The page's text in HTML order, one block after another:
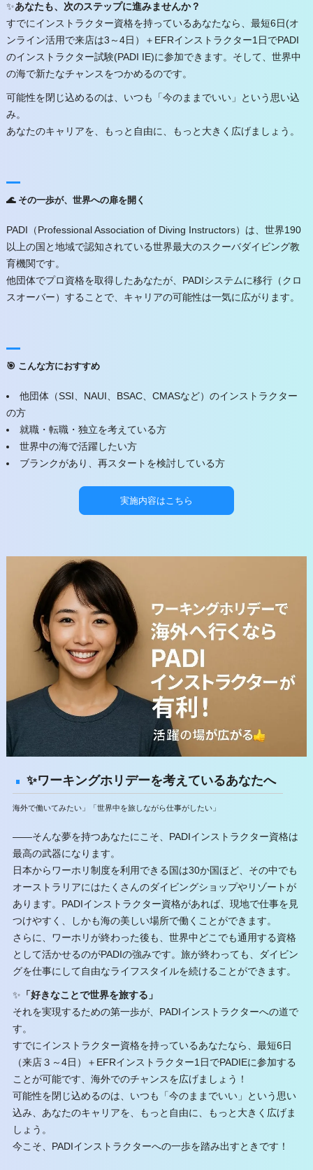
✨あなたも、次のステップに進みませんか？
すでにインストラクター資格を持っているあなたなら、最短6日(オ
ンライン活用で来店は3～4日）＋EFRインストラクター1日でPADI
のインストラクター試験(PADI IE)に参加できます。そして、世界中
の海で新たなチャンスをつかめるのです。
可能性を閉じ込めるのは、いつも「今のままでいい」という思い込
み。
あなたのキャリアを、もっと自由に、もっと大きく広げましょう。
🌊 その一歩が、世界への扉を開く
PADI（Professional Association of Diving Instructors）は、世界190
以上の国と地域で認知されている世界最大のスクーバダイビング教
育機関です。
他団体でプロ資格を取得したあなたが、PADIシステムに移行（クロ
スオーバー）することで、キャリアの可能性は一気に広がります。
🎯 こんな方におすすめ
他団体（SSI、NAUI、BSAC、CMASなど）のインストラクター
の方
就職・転職・独立を考えている方
世界中の海で活躍したい方
ブランクがあり、再スタートを検討している方
実施内容はこちら
✨ワーキングホリデーを考えているあなたへ
海外で働いてみたい」「世界中を旅しながら仕事がしたい」
——そんな夢を持つあなたにこそ、PADIインストラクター資格は
最高の武器になります。
日本からワーホリ制度を利用できる国は30か国ほど、その中でも
オーストラリアにはたくさんのダイビングショップやリゾートが
あります。PADIインストラクター資格があれば、現地で仕事を見
つけやすく、しかも海の美しい場所で働くことができます。
さらに、ワーホリが終わった後も、世界中どこでも通用する資格
として活かせるのがPADIの強みです。旅が終わっても、ダイビン
グを仕事にして自由なライフスタイルを続けることができます。
✨ 「好きなことで世界を旅する」
それを実現するための第一歩が、PADIインストラクターへの道で
す。
すでにインストラクター資格を持っているあなたなら、最短6日
（来店３～4日）＋EFRインストラクター1日でPADIEに参加する
ことが可能です、海外でのチャンスを広げましょう！
可能性を閉じ込めるのは、いつも「今のままでいい」という思い
込み、あなたのキャリアを、もっと自由に、もっと大きく広げま
しょう。
今こそ、PADIインストラクターへの一歩を踏み出すときです！